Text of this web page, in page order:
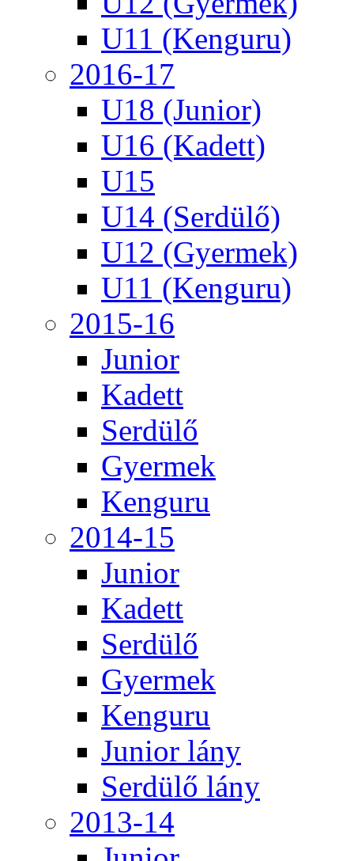
U11 (Kenguru)
2016-17
U18 (Junior)
U16 (Kadett)
U15
U14 (Serdülő)
U12 (Gyermek)
U11 (Kenguru)
2015-16
Junior
Kadett
Serdülő
Gyermek
Kenguru
2014-15
Junior
Kadett
Serdülő
Gyermek
Kenguru
Junior lány
Serdülő lány
2013-14